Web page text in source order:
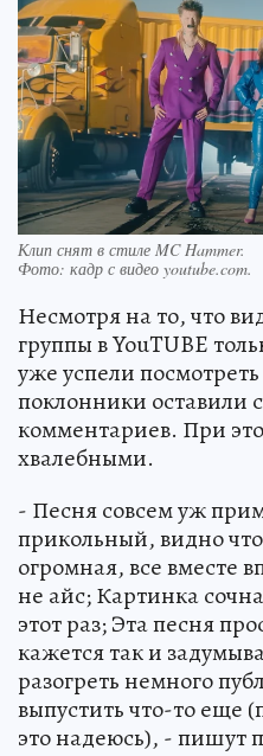
Клип снят в стиле MC Hammer.
Фото: кадр с видео youtube.com.
Несмотря на то, что
группы в YouTUBE
уже успели
поклонники оставили
комментариев. При
хвалебными.
- Песня совсем уж
прикольный, видно
огромная, все вместе
не айс; Картинка
этот раз; Эта песня
кажется так и
разогреть немного
выпустить что-то еще
это надеюсь), - пишут